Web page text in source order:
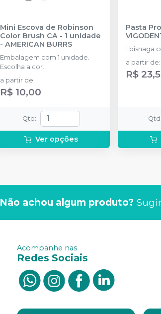
Mini Escova de Robinson
Color Brush CA - 1 unidade
-AMERICAN BURRS
Embalagem com 1 unidade.
Escolha a cor.
a partir de:
R$ 10,00
Qtd :
Ver opções
Pasta
1 bisnaga
a partir de:
R$
Qtd
Não achou algum produto?
Acompanhe nas
Redes Sociais